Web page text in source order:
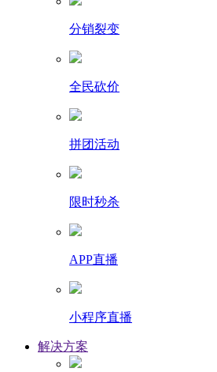
分销裂变
全民砍价
拼团活动
限时秒杀
APP直播
小程序直播
解决方案